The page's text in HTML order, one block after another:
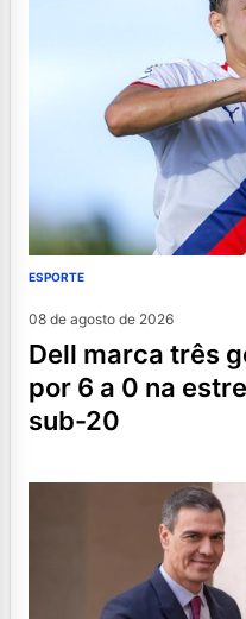
ESPORTE
08 de agosto de 2026
dell marca três gols e bahia goleia
por 6 a 0 na
sub-20